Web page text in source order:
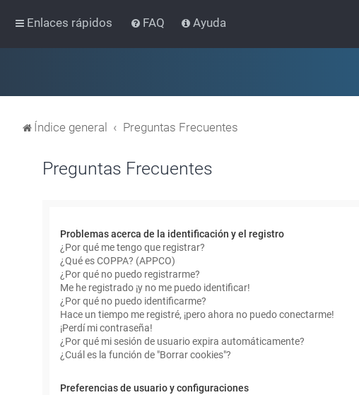
Enlaces rápidos FAQ Ayuda
Índice general Preguntas Frecuentes
Preguntas Frecuentes
Problemas acerca de la identificación y el registro
¿Por qué me tengo que registrar?
¿Qué es COPPA? (APPCO)
¿Por qué no puedo registrarme?
Me he registrado ¡y no me puedo identificar!
¿Por qué no puedo identificarme?
Hace un tiempo me registré, ¡pero ahora no puedo conectarme!
¡Perdí mi contraseña!
¿Por qué mi sesión de usuario expira automáticamente?
¿Cuál es la función de "Borrar cookies"?
Preferencias de usuario y configuraciones